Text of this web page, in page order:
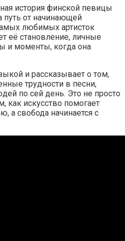
история финской певицы
путь от начинающей
любимых артисток
её становление, личные
и моменты, когда она
и рассказывает о том,
трудности в песни,
по сей день. Это не просто
как искусство помогает
а свобода начинается с